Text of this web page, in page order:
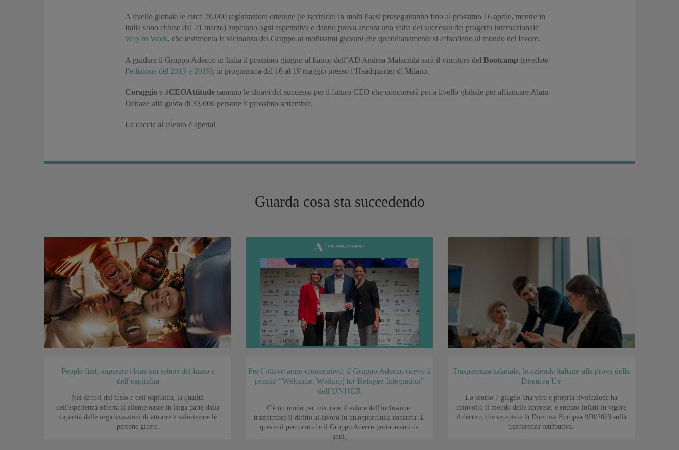
A livello globale le circa 70.000 registrazioni ottenute (le iscrizioni in molti Paesi proseguiranno fino al prossimo 16 aprile, mentre in
Italia sono chiuse dal 21 marzo) superano ogni aspettativa e danno prova ancora una volta del successo del progetto internazionale
Way to Work, che testimonia la vicinanza del Gruppo ai moltissimi giovani che quotidianamente si affacciano al mondo del lavoro.
A guidare il Gruppo Adecco in Italia il prossimo giugno al fianco dell’AD Andrea Malacrida sarà il vincitore del Bootcamp (rivedete
l’edizione del 2015 e 2016), in programma dal 16 al 19 maggio presso l’Headquarter di Milano.
Coraggio e #CEOAttitude saranno le chiavi del successo per il futuro CEO che concorrerà poi a livello globale per affiancare Alain
Dehaze alla guida di 33.000 persone il prossimo settembre.
La caccia al talento è aperta!
Guarda cosa sta succedendo
People first, superare i bias nei settori del lusso e
dell’ospitalità
Nei settori del lusso e dell'ospitalità, la qualità
dell'esperienza offerta al cliente nasce in larga parte dalla
capacità delle organizzazioni di attrarre e valorizzare le
persone giuste.
Per l’ottavo anno consecutivo, il Gruppo Adecco riceve il
premio “Welcome. Working for Refugee Integration”
dell’UNHCR
C'è un modo per misurare il valore dell'inclusione:
trasformare il diritto al lavoro in un'opportunità concreta. È
questo il percorso che il Gruppo Adecco porta avanti da
anni.
Trasparenza salariale, le aziende italiane alla prova della
Direttiva Ue
Lo scorso 7 giugno una vera e propria rivoluzione ha
coinvolto il mondo delle imprese: è entrato infatti in vigore
il decreto che recepisce la Direttiva Europea 970/2023 sulla
trasparenza retributiva.